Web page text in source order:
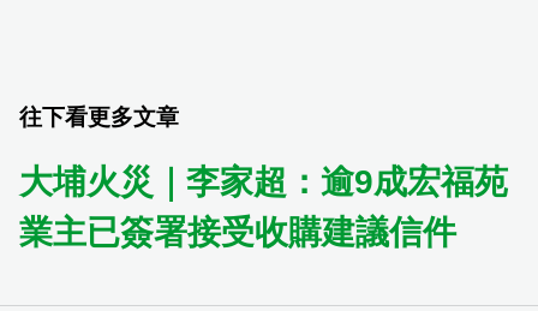
往下看更多文章
大埔火災｜李家超：逾9成宏福苑
業主已簽署接受收購建議信件